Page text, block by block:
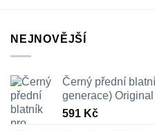
NEJNOVĚJŠÍ
Černý přední
generace) Original
591 Kč